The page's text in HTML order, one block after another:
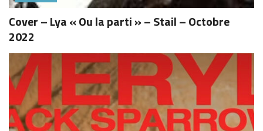
Cover – Lya « Ou la parti » – Stail – Octobre
2022